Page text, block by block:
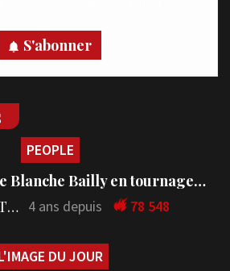
S'abonner
PEOPLE
Blanche Bailly en tournage…
LA REDACTION 4 ans depuis 78 548
DU JOUR